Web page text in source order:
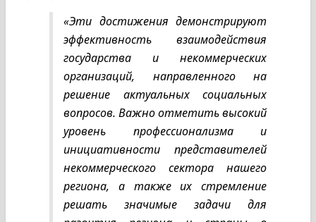
«Эти достижения демонстрируют
эффективность взаимодействия
государства и некоммерческих
организаций, направленного на
решение актуальных социальных
вопросов. Важно отметить высокий
уровень профессионализма и
инициативности представителей
некоммерческого сектора нашего
региона, а также их стремление
решать значимые задачи для